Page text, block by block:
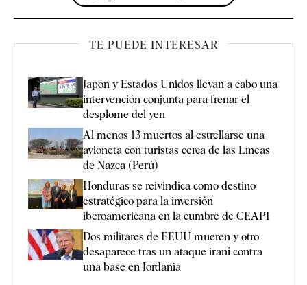
TE PUEDE INTERESAR
Japón y Estados Unidos llevan a cabo una
intervención conjunta para frenar el
desplome del yen
Al menos 13 muertos al estrellarse una
avioneta con turistas cerca de las Líneas
de Nazca (Perú)
Honduras se reivindica como destino
estratégico para la inversión
iberoamericana en la cumbre de CEAPI
Dos militares de EEUU mueren y otro
desaparece tras un ataque iraní contra
una base en Jordania